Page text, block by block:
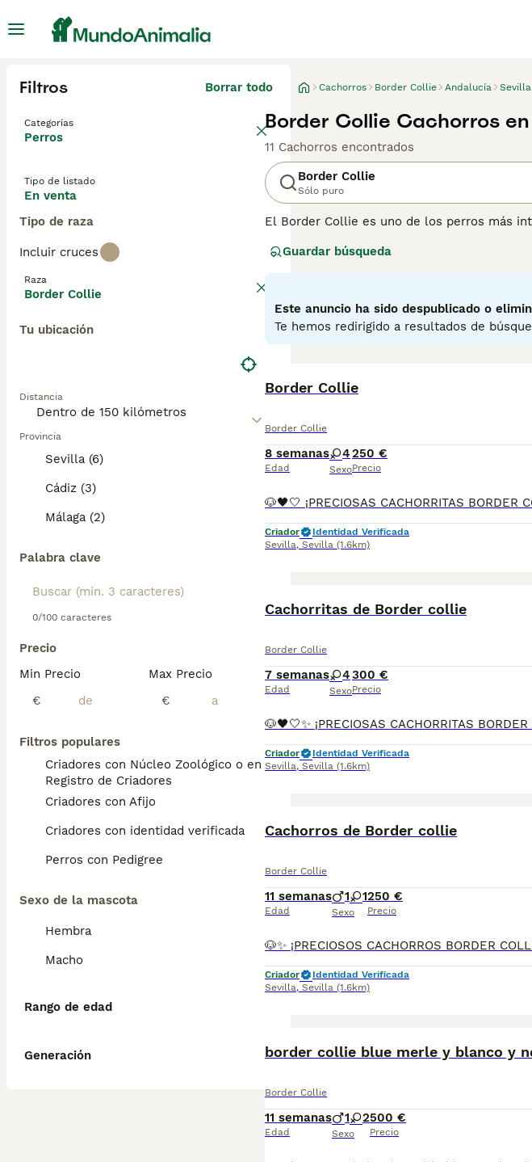
Filtros Borrar todo
Categorías
Perros
Tipo de listado
En venta
Tipo de raza
Incluir cruces
Raza
Border Collie
Tu ubicación
Distancia
Provincia
Sevilla (6)
Cádiz (3)
Málaga (2)
Palabra clave
0/100 caracteres
Precio
Min Precio
€
Max Precio
€
Filtros populares
Criadores con Núcleo Zoológico o en el
Registro de Criadores
Criadores con Afijo
Criadores con identidad verificada
Perros con Pedigree
Sexo de la mascota
Hembra
Macho
Rango de edad
Generación
Cachorros Border Collie Andalucía Sevilla
Border Collie Cachorros
11 Cachorros encontrados
Border Collie
Sólo puro
El Border Collie es uno de los perros más
sido muy apreciado. Como excelente perro
Lee nuestra página de consejos de compra
Guardar búsqueda
Este anuncio ha sido despublicado o
Te hemos redirigido a resultados de
Border Collie
Border Collie
8 semanas
Edad
4
Sexo
250 €
Precio
Criador
Identidad Verificada
Sevilla, Sevilla (1.6km)
Cachorritas de Border collie
Border Collie
7 semanas
Edad
4
Sexo
300 €
Precio
Criador
Identidad Verificada
Sevilla, Sevilla (1.6km)
Cachorros de Border collie
Border Collie
11 semanas
Edad
1 1
Sexo
250 €
Precio
Criador
Identidad Verificada
Sevilla, Sevilla (1.6km)
border collie blue merle y blanco y
Border Collie
11 semanas
Edad
1 2
Sexo
500 €
Precio